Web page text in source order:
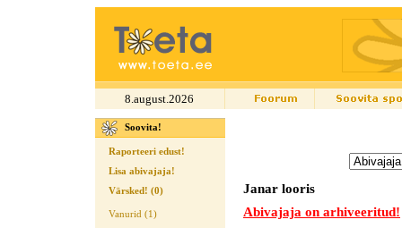
8.august.2026
Soovita!
Raporteeri edust!
Lisa abivajaja!
Värsked! (0)
Vanurid (1)
Janar looris
Abivajaja on arhiveeritud!